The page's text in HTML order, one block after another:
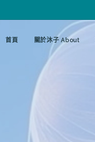
首頁 關於沐子 About